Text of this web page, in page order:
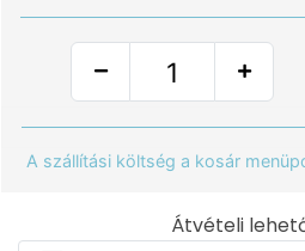
A szállítási költség a kosár
Átvételi